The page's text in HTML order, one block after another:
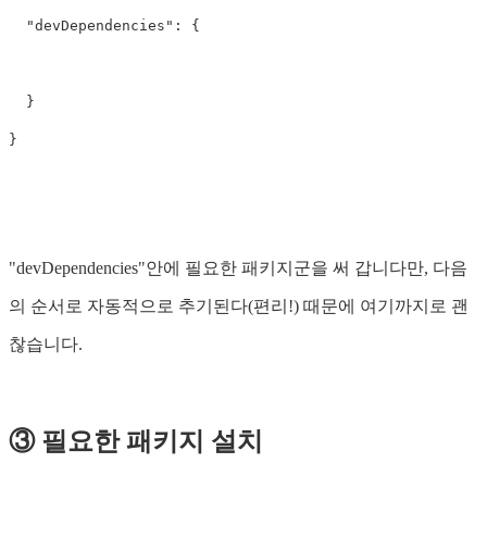
"devDependencies" : {
}
}
"devDependencies"안에 필요한 패키지군을 써 갑니다만, 다음
의 순서로 자동적으로 추기된다(편리!) 때문에 여기까지로 괜
찮습니다.
③ 필요한 패키지 설치